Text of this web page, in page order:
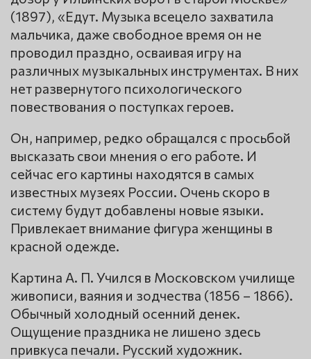
(1897), «Едут. Музыка всецело захватила
мальчика, даже свободное время он не
проводил праздно, осваивая игру на
различных музыкальных инструментах. В них
нет развернутого психологического
повествования о поступках героев.
Он, например, редко обращался с просьбой
высказать свои мнения о его работе. И
сейчас его картины находятся в самых
известных музеях России. Очень скоро в
систему будут добавлены новые языки.
Привлекает внимание фигура женщины в
красной одежде.
Картина А. П. Учился в Московском училище
живописи, ваяния и зодчества (1856 – 1866).
Обычный холодный осенний денек.
Ощущение праздника не лишено здесь
привкуса печали. Русский художник.